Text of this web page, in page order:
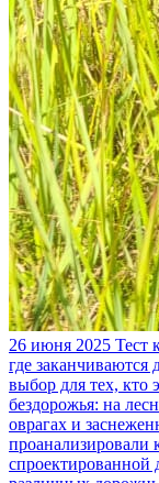
26 июня 2025 Тест
где заканчиваются
выбор для тех, кто
бездорожья: на
оврагах и
проанализировали
спроектированной